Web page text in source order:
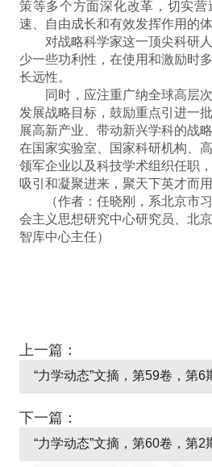
策等多个方面深化改革，切实
速、自由成长和有效发挥作用的体
对战略科学家这一顶尖科研
少一些功利性，在使用和激励时
长远性。
同时，应注重广纳全球高层
发展战略目标，鼓励重点引进一
展高新产业、带动新兴学科的战
在国家实验室、国家科研机构、
领军企业以及科技学术组织任职
吸引和凝聚进来，聚天下英才而用
（作者：任晓刚，系北京市
会主义思想研究中心研究员、北
智库中心主任）
上一篇：
“力学动态”文摘，第59卷，第6
下一篇：
“力学动态”文摘，第60卷，第2